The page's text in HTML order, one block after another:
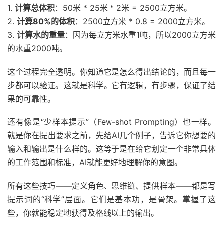
1. 计算总体积：50米 * 25米 * 2米 = 2500立方米。
2. 计算80%的体积：2500立方米 * 0.8 = 2000立方米。
3. 计算水的重量：因为每立方米水重1吨，所以2000立方米
的水重2000吨。
这个过程完全透明。你知道它是怎么得出结论的，而且每一
步都可以验证。这就是科学。它有逻辑，有步骤，保证了结
果的可靠性。
还有像是“少样本提示”（Few-shot Prompting）也一样。
就是你在提出要求之前，先给AI几个例子，告诉它你想要的
输入和输出是什么样的。这等于是在给它划定一个非常具体
的工作范围和标准，AI就能更好地理解你的意图。
所有这些技巧——定义角色、思维链、提供样本——都是写
提示词的“科学”层面。它们是基本功，是骨架。掌握了这
些，你就能稳定地获得及格线以上的输出。